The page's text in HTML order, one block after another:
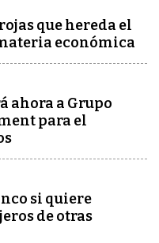
que hereda el
económica
ahora a Grupo
para el
si quiere
de otras